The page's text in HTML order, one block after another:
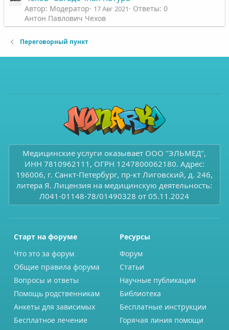
Автор: Модератор 17 Авг 2021
Ответы: 0
Антон Павлович Чехов
Переговорный пункт
Медицинские услуги оказывает ООО "ЭЛЬМЕД",
ИНН 7810962111, ОГРН 1247800062180. Адрес:
196006, г. Санкт-Петербург, пр-кт Лиговский, д. 246,
литера Я. Лицензия на медицинскую деятельность:
Л041-01148-78/01490328 от 05.11.2024
Старт на форуме
Что это за форум
Общие правила форума
Вопросы и ответы
Помощь родственникам
Анкеты для зависимых
Бесплатное лечение
Ресурсы
Форум
Статьи
Научные публикации
Библиотека
Бесплатные инструкции
Горячая линия помощи